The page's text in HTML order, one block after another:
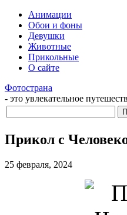
Анимации
Обои и фоны
Девушки
Животные
Прикольные
О сайте
Фотострана
- это увлекательное
Прикол с
25 февраля, 2024